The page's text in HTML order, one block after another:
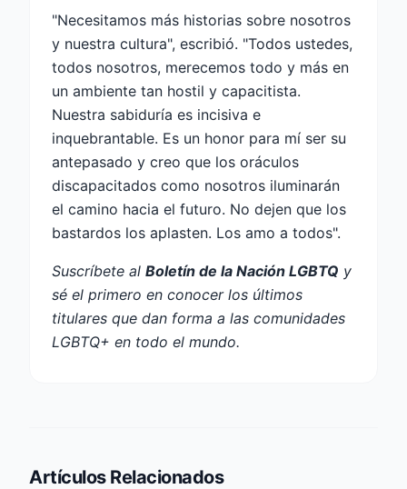
"Necesitamos más historias sobre nosotros
y nuestra cultura", escribió. "Todos ustedes,
todos nosotros, merecemos todo y más en
un ambiente tan hostil y capacitista.
Nuestra sabiduría es incisiva e
inquebrantable. Es un honor para mí ser su
antepasado y creo que los oráculos
discapacitados como nosotros iluminarán
el camino hacia el futuro. No dejen que los
bastardos los aplasten. Los amo a todos".
Suscríbete al Boletín de la Nación LGBTQ y
sé el primero en conocer los últimos
titulares que dan forma a las comunidades
LGBTQ+ en todo el mundo.
Artículos Relacionados